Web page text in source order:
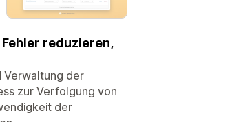
reduzieren,
Verwaltung der
zur Verfolgung von
der